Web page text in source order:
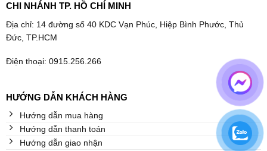
CHI NHÁNH TP. HỒ CHÍ MINH
Địa chỉ: 14 đường số 40 KDC Vạn Phúc, Hiệp Bình Phước, Thủ
Đức, TP.HCM
Điện thoại: 0915.256.266
HƯỚNG DẪN KHÁCH HÀNG
Hướng dẫn mua hàng
Hướng dẫn thanh toán
Hướng dẫn giao nhận